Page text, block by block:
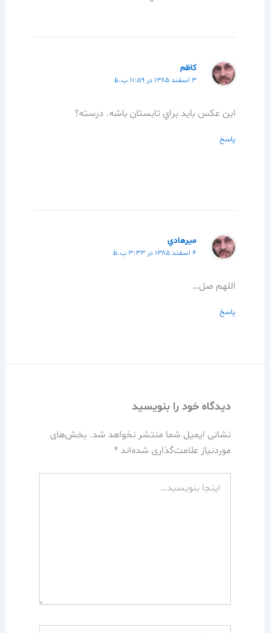
كاظم
۳ اسفند ۱۳۸۵ در ۱۱:۵۹ ب.ظ
اين عكس بايد براي تابستان باشه. درسته؟
پاسخ
ميرهادي
۴ اسفند ۱۳۸۵ در ۳:۳۳ ب.ظ
اللهم صل…
پاسخ
دیدگاه‌ خود را بنویسید
نشانی ایمیل شما منتشر نخواهد شد. بخش‌های
موردنیاز علامت‌گذاری شده‌اند *
بنویسید…